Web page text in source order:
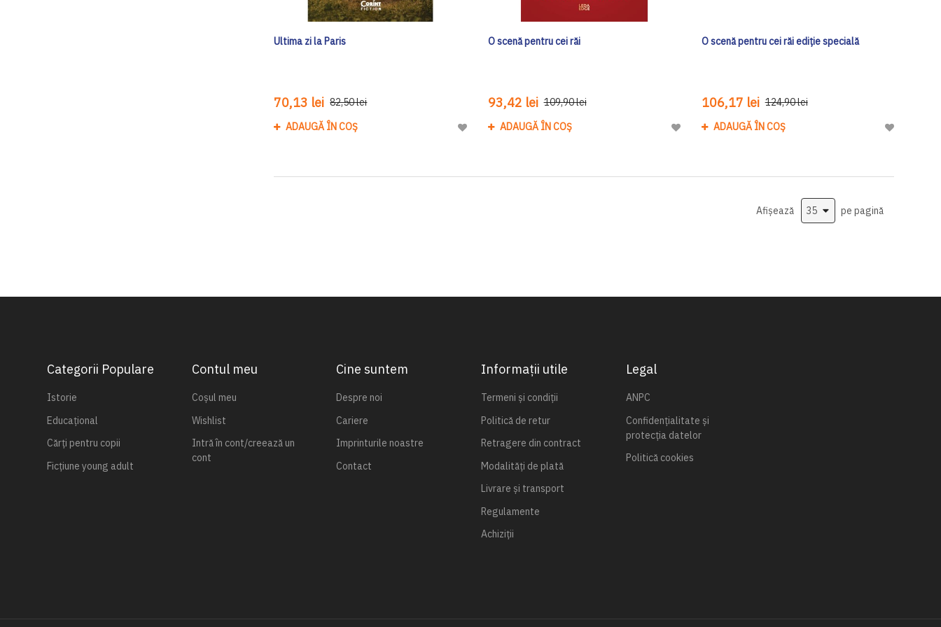
Ultima zi la Paris
70,13 lei 82,50 lei
ADAUGĂ ÎN COȘ
Adaugă
de
O scenă pentru cei răi
93,42 lei 109,90 lei
ADAUGĂ ÎN COȘ
Adaugă
de
O scenă pentru cei răi ediţie specială
106,17 lei 124,90 lei
ADAUGĂ ÎN COȘ
Adaugă
de
Afișează
pe pagină
Categorii Populare
Istorie
Educațional
Cărți pentru copii
Ficțiune young adult
Contul meu
Coșul meu
Wishlist
Intră în cont/creează un
cont
Cine suntem
Despre noi
Cariere
Imprinturile noastre
Contact
Informații utile
Termeni și condiții
Politică de retur
Retragere din contract
Modalități de plată
Livrare și transport
Regulamente
Achiziții
Legal
ANPC
Confidențialitate și
protecția datelor
Politică cookies